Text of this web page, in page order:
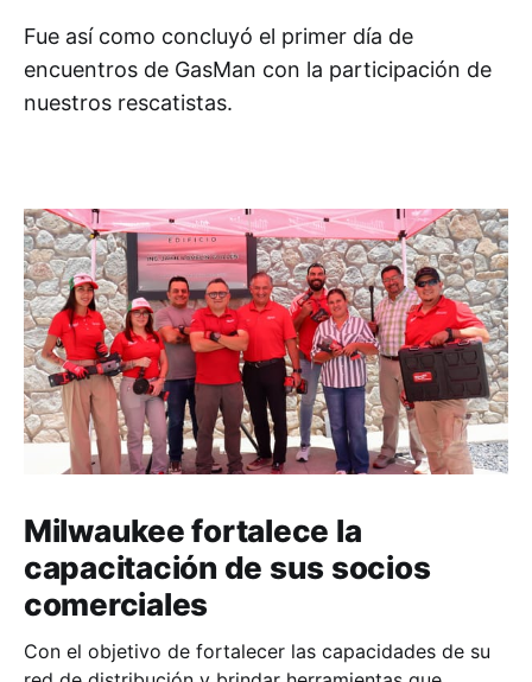
Fue así como concluyó el primer día de
encuentros de GasMan con la participación de
nuestros rescatistas.
Milwaukee fortalece la
capacitación de sus socios
comerciales
Con el objetivo de fortalecer las capacidades de su